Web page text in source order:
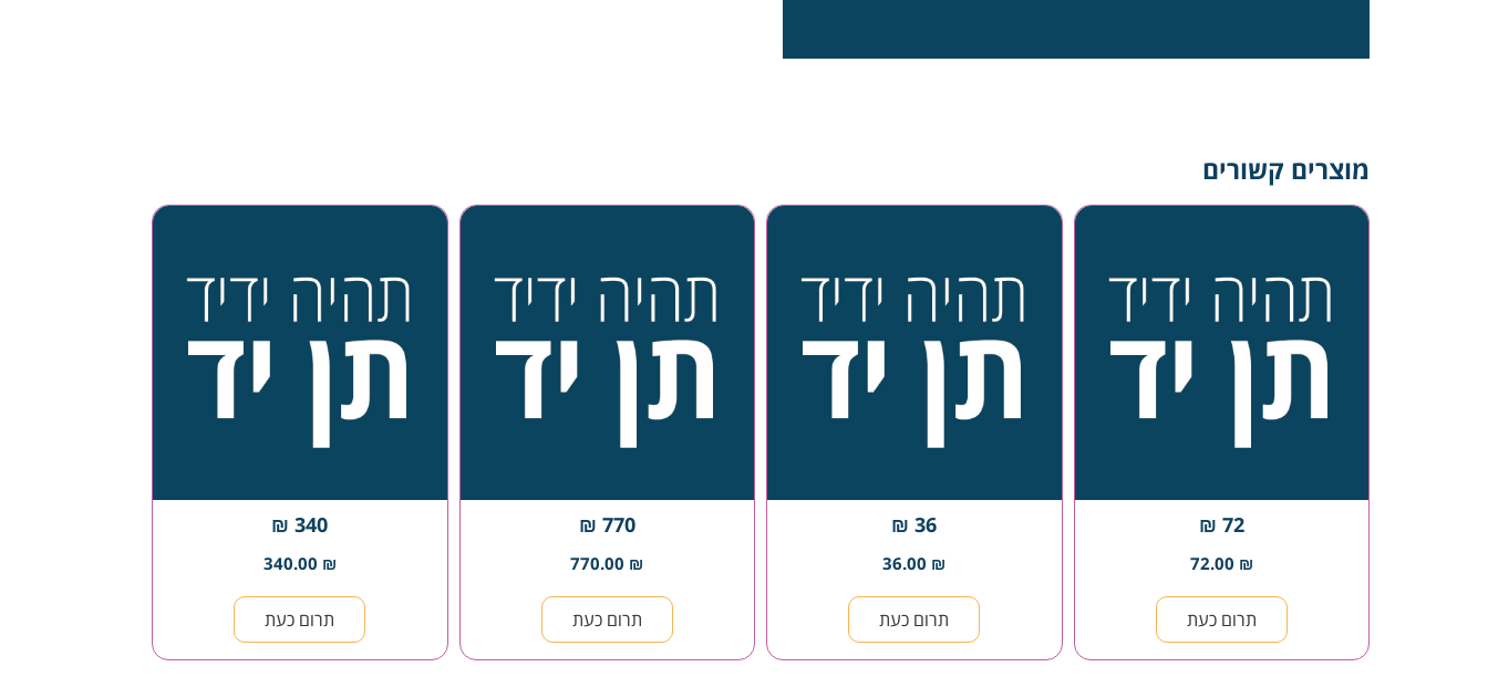
מוצרים קשורים
72 ₪
72.00 ₪
תרום כעת
36 ₪
36.00 ₪
תרום כעת
770 ₪
770.00 ₪
תרום כעת
340 ₪
340.00 ₪
תרום כעת